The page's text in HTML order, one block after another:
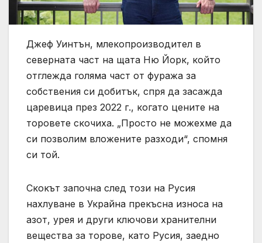
Джеф Уинтън, млекопроизводител в
северната част на щата Ню Йорк, който
отглежда голяма част от фуража за
собствения си добитък, спря да засажда
царевица през 2022 г., когато цените на
торовете скочиха. „Просто не можехме да
си позволим вложените разходи“, спомня
си той.
Скокът започна след този на Русия
нахлуване в Украйна прекъсна износа на
азот, урея и други ключови хранителни
вещества за торове, като Русия, заедно